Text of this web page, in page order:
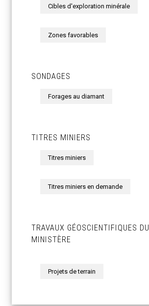
Cibles d'exploration minérale
Zones favorables
SONDAGES
Forages au diamant
TITRES MINIERS
Titres miniers
Titres miniers en demande
TRAVAUX GÉOSCIENTIFIQUES DU
MINISTÈRE
Projets de terrain